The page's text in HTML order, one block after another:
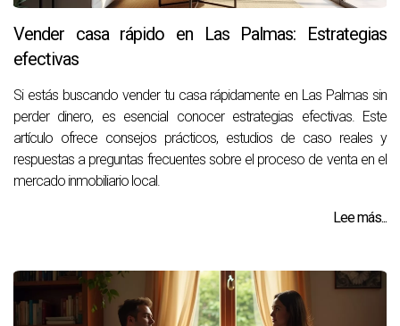
Vender casa rápido en Las Palmas: Estrategias
efectivas
Si estás buscando vender tu casa rápidamente en Las Palmas sin
perder dinero, es esencial conocer estrategias efectivas. Este
artículo ofrece consejos prácticos, estudios de caso reales y
respuestas a preguntas frecuentes sobre el proceso de venta en el
mercado inmobiliario local.
Lee más...